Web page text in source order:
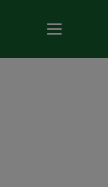
MENU